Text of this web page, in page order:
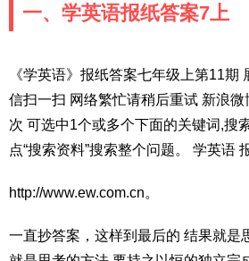
一、学英语报纸答案7上
《学英语》报纸答案七年级上第11期
信扫一扫 网络繁忙请稍后重试 新浪
次 可选中1个或多个下面的关键词,搜
点“搜索资料”搜索整个问题。 学英语
http://www.ew.com.cn。
一直抄答案，这样到最后的 结果就是